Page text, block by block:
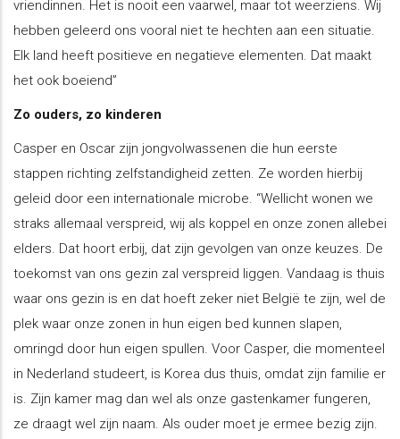
vriendinnen. Het is nooit een vaarwel, maar tot weerziens. Wij
hebben geleerd ons vooral niet te hechten aan een situatie.
Elk land heeft positieve en negatieve elementen. Dat maakt
het ook boeiend”
Zo ouders, zo kinderen
Casper en Oscar zijn jongvolwassenen die hun eerste
stappen richting zelfstandigheid zetten. Ze worden hierbij
geleid door een internationale microbe. “Wellicht wonen we
straks allemaal verspreid, wij als koppel en onze zonen allebei
elders. Dat hoort erbij, dat zijn gevolgen van onze keuzes. De
toekomst van ons gezin zal verspreid liggen. Vandaag is thuis
waar ons gezin is en dat hoeft zeker niet België te zijn, wel de
plek waar onze zonen in hun eigen bed kunnen slapen,
omringd door hun eigen spullen. Voor Casper, die momenteel
in Nederland studeert, is Korea dus thuis, omdat zijn familie er
is. Zijn kamer mag dan wel als onze gastenkamer fungeren,
ze draagt wel zijn naam. Als ouder moet je ermee bezig zijn.